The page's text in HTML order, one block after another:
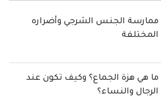
ممارسة الجنس الشرجي وأضراره
المختلفة
ما هي هزة الجماع؟ وكيف تكون عند
الرجال والنساء؟